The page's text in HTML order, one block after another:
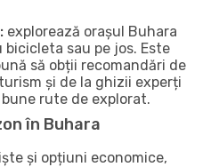
explorează orașul Buhara
sau pe jos. Este
să obții recomandări de
și de la ghizii experți
rute de explorat.
în Buhara
și opțiuni economice,